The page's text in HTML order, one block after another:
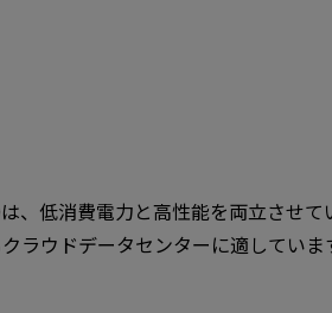
、低消費電力と高性能を両立させて
ラウドデータセンターに適していま